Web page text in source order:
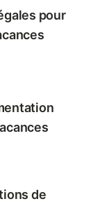
pour
de